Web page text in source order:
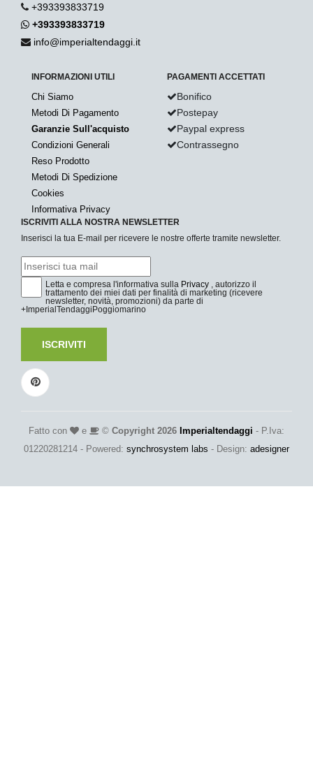
+393393833719
+393393833719
info@imperialtendaggi.it
INFORMAZIONI UTILI
Chi Siamo
Metodi Di Pagamento
Garanzie Sull'acquisto
Condizioni Generali
Reso Prodotto
Metodi Di Spedizione
Cookies
Informativa Privacy
PAGAMENTI ACCETTATI
Bonifico
Postepay
Paypal express
Contrassegno
ISCRIVITI ALLA NOSTRA NEWSLETTER
Inserisci la tua E-mail per ricevere le nostre offerte tramite newsletter.
Letta e compresa l'informativa sulla Privacy , autorizzo il
trattamento dei miei dati per finalità di marketing (ricevere
newsletter, novità, promozioni) da parte di
+ImperialTendaggiPoggiomarino
ISCRIVITI
Fatto con e © Copyright 2026 Imperialtendaggi - P.Iva:
01220281214 - Powered: synchrosystem labs - Design: adesigner